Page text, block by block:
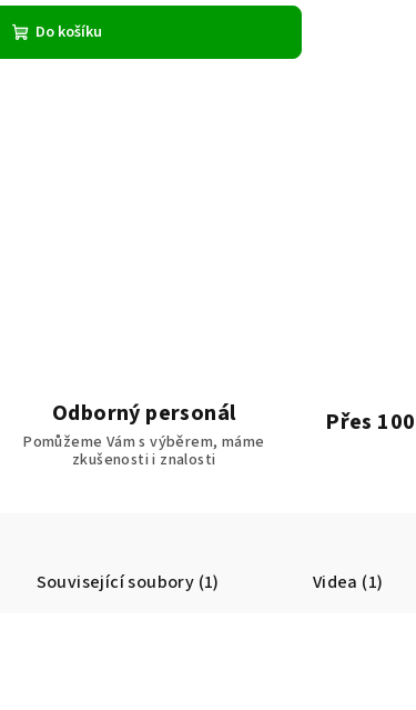
Do košíku
Odborný personál
Pomůžeme Vám s výběrem, máme
zkušenosti i znalosti
Přes
Související soubory (1) Videa (1)